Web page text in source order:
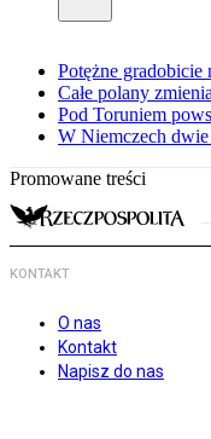
Potężne gradobicie
Całe polany
Pod Toruniem
W Niemczech dwie
Promowane treści
KONTAKT
O nas
Kontakt
Napisz do nas